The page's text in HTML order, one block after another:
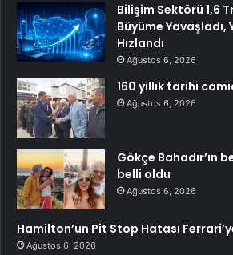
Bilişim Sektörü 1,6
Büyüme Yavaşladı,
Hızlandı
Ağustos 6, 2026
160 yıllık tarihi
Ağustos 6, 2026
Gökçe Bahadır’ın
belli oldu
Ağustos 6, 2026
Hamilton’un Pit Stop Hatası
Ağustos 6, 2026